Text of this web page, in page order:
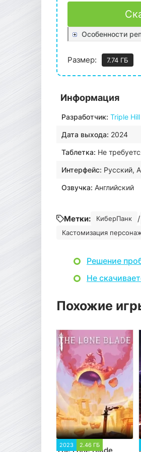
Особенности
Размер:
7.74 ГБ
Информация
Разработчик: Triple
Дата выхода: 2024
Таблетка: Не
Интерфейс: Русский,
Озвучка: Английский
Метки: КиберПанк /
Кастомизация
Решение
Не
Похожие
2023 2.46 ГБ